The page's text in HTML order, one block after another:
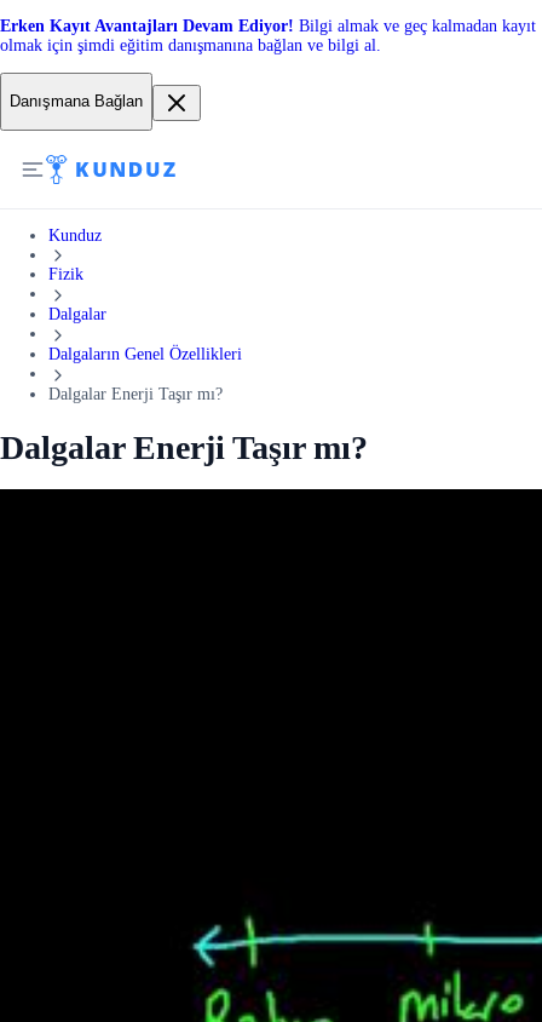
Erken Kayıt Avantajları Devam Ediyor! Bilgi almak ve geç kalmadan kayıt
olmak için şimdi eğitim danışmanına bağlan ve bilgi al.
Danışmana Bağlan
Kunduz
Fizik
Dalgalar
Dalgaların Genel Özellikleri
Dalgalar Enerji Taşır mı?
Dalgalar Enerji Taşır mı?